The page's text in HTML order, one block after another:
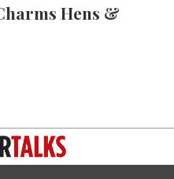
Hens &